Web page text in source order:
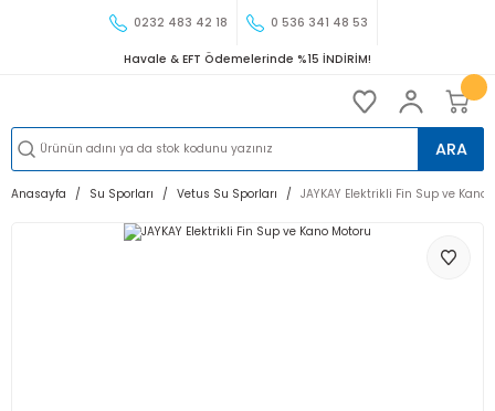
0232 483 42 18 0 536 341 48 53
Havale & EFT Ödemelerinde %15 İNDİRİM!
ARA
Anasayfa Su Sporları Vetus Su Sporları JAYKAY Elektrikli Fin Sup ve Kano